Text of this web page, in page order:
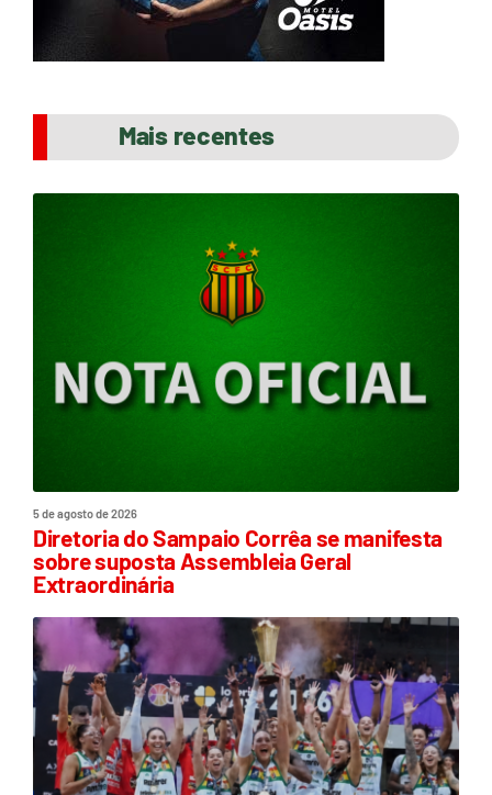
Mais recentes
5 de agosto de 2026
Diretoria do Sampaio Corrêa se manifesta
sobre suposta Assembleia Geral
Extraordinária